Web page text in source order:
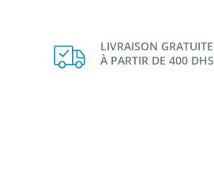
LIVRAISON GRATUITE
À PARTIR DE 400 DHS